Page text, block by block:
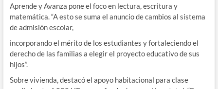
Aprende y Avanza pone el foco en lectura, escritura y
matemática. “A esto se suma el anuncio de cambios al sistema
de admisión escolar,
incorporando el mérito de los estudiantes y fortaleciendo el
derecho de las familias a elegir el proyecto educativo de sus
hijos”.
Sobre vivienda, destacó el apoyo habitacional para clase